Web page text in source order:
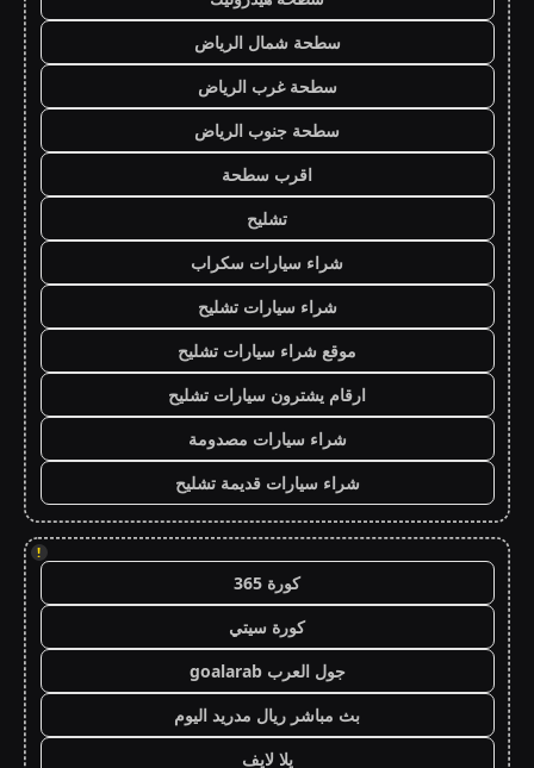
سطحة شمال الرياض
سطحة غرب الرياض
سطحة جنوب الرياض
اقرب سطحة
تشليح
شراء سيارات سكراب
شراء سيارات تشليح
موقع شراء سيارات تشليح
ارقام يشترون سيارات تشليح
شراء سيارات مصدومة
شراء سيارات قديمة تشليح
!
كورة 365
كورة سيتي
جول العرب goalarab
بث مباشر ريال مدريد اليوم
يلا لايف